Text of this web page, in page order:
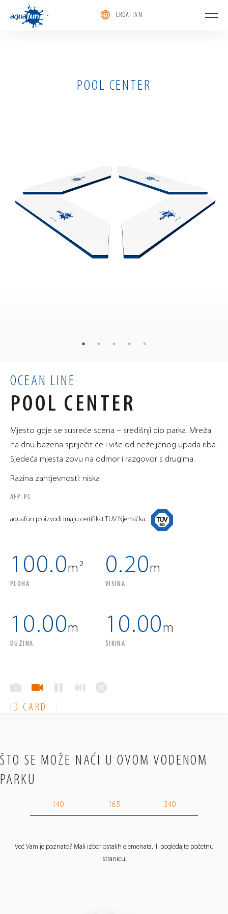
CROATIAN
POOL CENTER
kg
OCEAN LINE
POOL CENTER
Mjesto gdje se susreće scena – središnji dio parka. Mreža
na dnu bazena spriječit će i više od neželjenog upada riba.
Sjedeća mjesta zovu na odmor i razgovor s drugima.
Razina zahtjevnosti: niska
AFP-PC
aquafun proizvodi imaju certifikat TUV Njemačka.
100.0m²
PLOHA
0.20m
VISINA
10.00m
DUŽINA
10.00m
ŠIRINA
ID CARD
ŠTO SE MOŽE NAĆI U OVOM VODENOM
PARKU
140 165 340
Već Vam je poznato? Mali izbor ostalih elemenata. Ili pogledajte početnu
stranicu.